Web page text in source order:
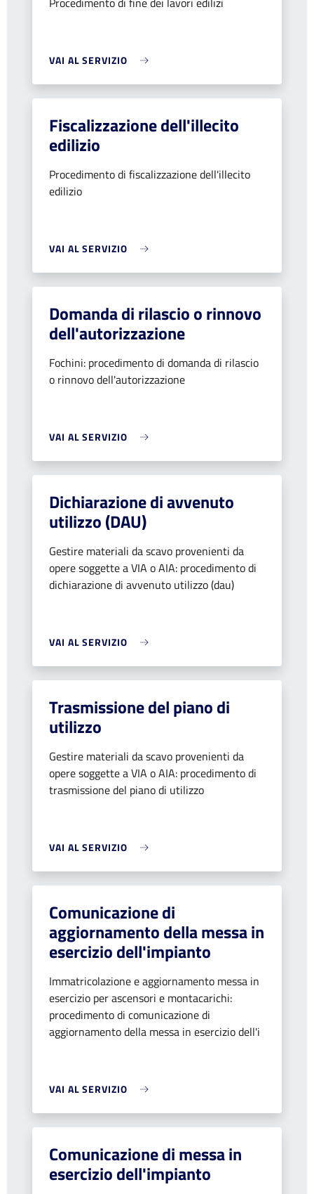
VAI AL SERVIZIO
Fiscalizzazione dell'illecito
edilizio
Procedimento di fiscalizzazione dell'illecito
edilizio
VAI AL SERVIZIO
Domanda di rilascio o rinnovo
dell'autorizzazione
Fochini: procedimento di domanda di rilascio
o rinnovo dell'autorizzazione
VAI AL SERVIZIO
Dichiarazione di avvenuto
utilizzo (DAU)
Gestire materiali da scavo provenienti da
opere soggette a VIA o AIA: procedimento di
dichiarazione di avvenuto utilizzo (dau)
VAI AL SERVIZIO
Trasmissione del piano di
utilizzo
Gestire materiali da scavo provenienti da
opere soggette a VIA o AIA: procedimento di
trasmissione del piano di utilizzo
VAI AL SERVIZIO
Comunicazione di
aggiornamento della messa in
esercizio dell'impianto
Immatricolazione e aggiornamento messa in
esercizio per ascensori e montacarichi:
procedimento di comunicazione di
aggiornamento della messa in esercizio dell'i
VAI AL SERVIZIO
Comunicazione di messa in
esercizio dell'impianto